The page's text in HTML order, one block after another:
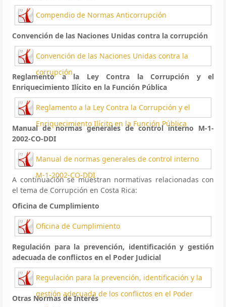
Compendio de Normas Anticorrupción
Convención de las Naciones Unidas contra la corrupción
Convención de las Naciones Unidas contra la
corrupción
Reglamento a la Ley Contra la Corrupción y el
Enriquecimiento Ilícito en la Función Pública
Reglamento a la Ley Contra la Corrupción y el
Enriquecimiento Ilícito en la Función Pública
Manual de normas generales de control interno M-1-
2002-CO-DDI
Manual de normas generales de control interno
M-1-2002-CO-DDI
A continuación se muestran normativas relacionadas con
el tema de Corrupción en Costa Rica:
Oficina de Cumplimiento
Oficina de Cumplimiento
Regulación para la prevención, identificación y gestión
adecuada de conflictos en el Poder Judicial
Regulación para la prevención, identificación y la
gestión adecuada de los conflictos en el Poder
Otras Normas de Interés